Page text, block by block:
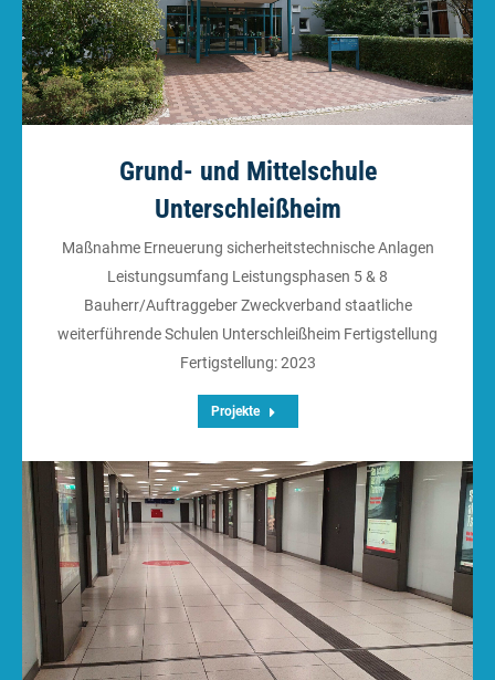
Grund- und Mittelschule
Unterschleißheim
Maßnahme Erneuerung sicherheitstechnische Anlagen
Leistungsumfang Leistungsphasen 5 & 8
Bauherr/Auftraggeber Zweckverband staatliche
weiterführende Schulen Unterschleißheim Fertigstellung
Fertigstellung: 2023
Projekte